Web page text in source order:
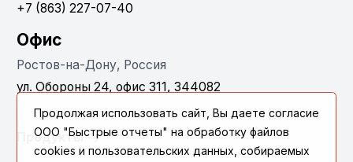
+7 (863) 227-07-40
Офис
Ростов-на-Дону, Россия
ул. Обороны 24, офис 311, 344082
Продукты
Продолжая использовать сайт, Вы даете согласие
ООО "Быстрые отчеты" на обработку файлов
cookies и пользовательских данных, собираемых